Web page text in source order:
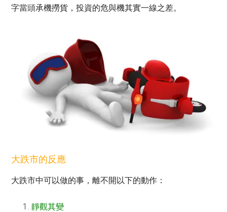
字當頭承機撈貨，投資的危與機其實一線之差。
大跌市的反應
大跌市中可以做的事，離不開以下的動作：
靜觀其變